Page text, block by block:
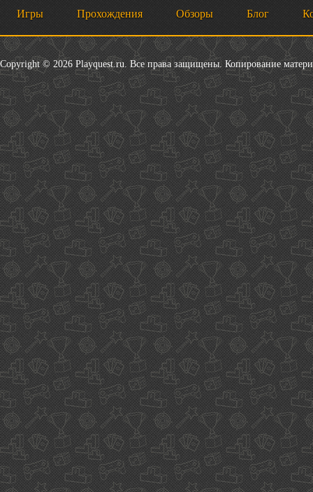
Игры Прохождения Обзоры Блог
Copyright © 2026 Playquest.ru. Все права защищены. Копирование